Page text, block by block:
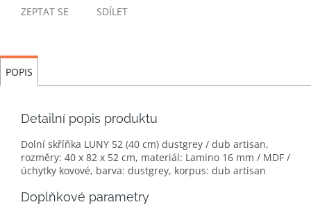
ZEPTAT SE SDÍLET
POPIS
Detailní popis produktu
Dolní skříňka LUNY 52 (40 cm) dustgrey / dub artisan,
rozměry: 40 x 82 x 52 cm, materiál: Lamino 16 mm / MDF /
úchytky kovové, barva: dustgrey, korpus: dub artisan
Doplňkové parametry